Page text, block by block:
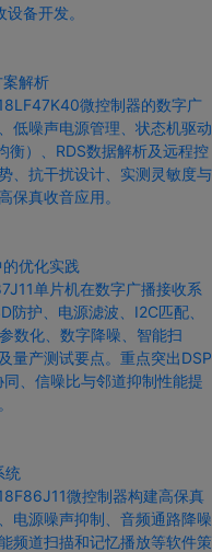
备开发。
案解析
LF47K40微控制器的数字广
低噪声电源管理、状态机驱动
衡）、RDS数据解析及远程控
、抗干扰设计 、实测灵敏度与
保真收音应用。
优化实践
单片机在数字广播接收系
防护、电源滤波、I2C匹配、
数化、 数字降噪、智能扫
量产测试要点。重点突出DSP
、信噪比与邻道抑制性能提
统
86J11微控制器构建高保真
电源噪声抑制、音频通路降噪
频道扫描和记忆播放等软件策